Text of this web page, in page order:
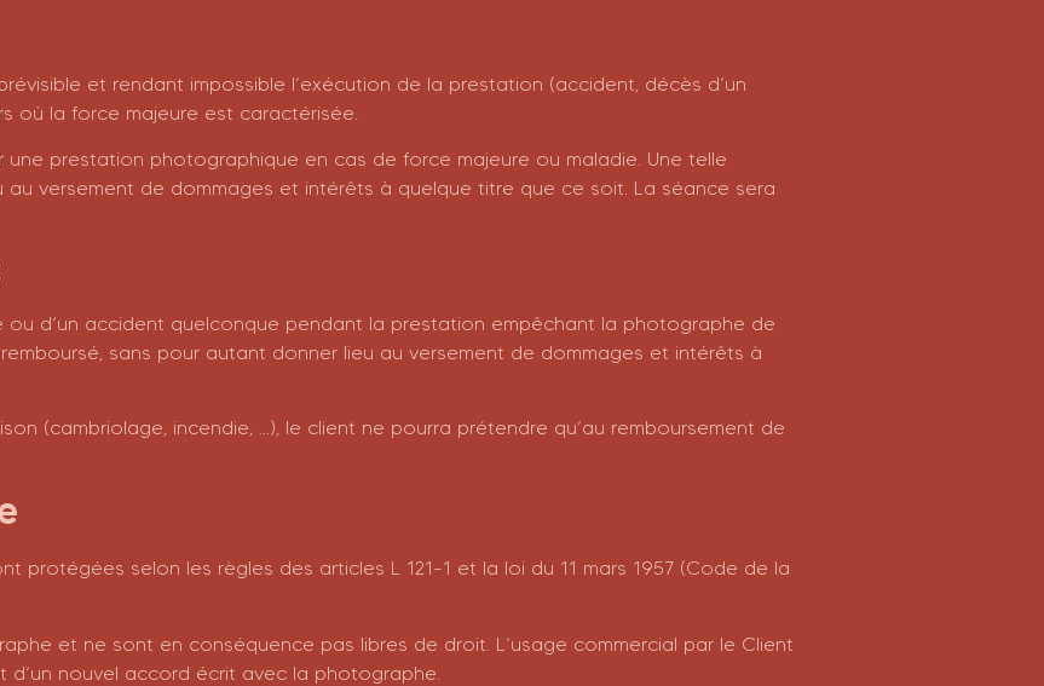
et rendant impossible l’exécution de la prestation (accident, décès d’un
où la force majeure est caractérisée.
prestation photographique en cas de force majeure ou maladie. Une telle
versement de dommages et intérêts à quelque titre que ce soit. La séance sera
d’un accident quelconque pendant la prestation empêchant la photographe de
sans pour autant donner lieu au versement de dommages et intérêts à
(cambriolage, incendie, …), le client ne pourra prétendre qu’au remboursement de
protégées selon les règles des articles L 121-1 et la loi du 11 mars 1957 (Code de la
et ne sont en conséquence pas libres de droit. L’usage commercial par le Client
nouvel accord écrit avec la photographe.